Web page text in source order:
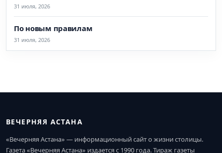
31 июля, 2026
По новым правилам
31 июля, 2026
ВЕЧЕРНЯЯ АСТАНА
«Вечерняя Астана» — информационный сайт о жизни столицы.
Газета «Вечерняя Астана» издается с 1990 года. Тираж газеты